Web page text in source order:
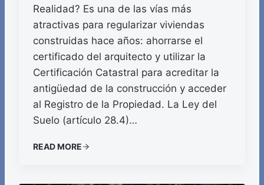
Realidad? Es una de las vías más
atractivas para regularizar viviendas
construidas hace años: ahorrarse el
certificado del arquitecto y utilizar la
Certificación Catastral para acreditar la
antigüedad de la construcción y acceder
al Registro de la Propiedad. La Ley del
Suelo (artículo 28.4)…
READ MORE